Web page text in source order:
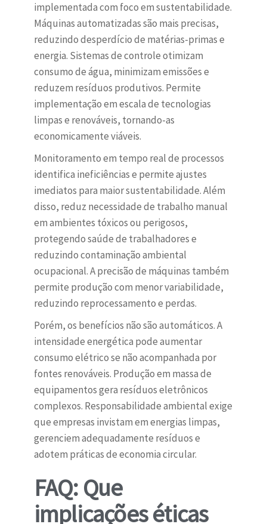
implementada com foco em sustentabilidade.
Máquinas automatizadas são mais precisas,
reduzindo desperdício de matérias-primas e
energia. Sistemas de controle otimizam
consumo de água, minimizam emissões e
reduzem resíduos produtivos. Permite
implementação em escala de tecnologias
limpas e renováveis, tornando-as
economicamente viáveis.
Monitoramento em tempo real de processos
identifica ineficiências e permite ajustes
imediatos para maior sustentabilidade. Além
disso, reduz necessidade de trabalho manual
em ambientes tóxicos ou perigosos,
protegendo saúde de trabalhadores e
reduzindo contaminação ambiental
ocupacional. A precisão de máquinas também
permite produção com menor variabilidade,
reduzindo reprocessamento e perdas.
Porém, os benefícios não são automáticos. A
intensidade energética pode aumentar
consumo elétrico se não acompanhada por
fontes renováveis. Produção em massa de
equipamentos gera resíduos eletrônicos
complexos. Responsabilidade ambiental exige
que empresas invistam em energias limpas,
gerenciem adequadamente resíduos e
adotem práticas de economia circular.
FAQ: Que
implicações éticas